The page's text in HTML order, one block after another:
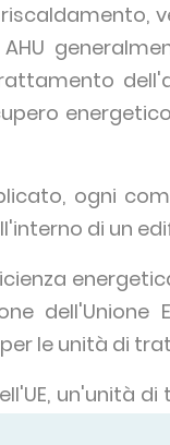
ogni
di un
dell'Unione
le unità di
un'unità